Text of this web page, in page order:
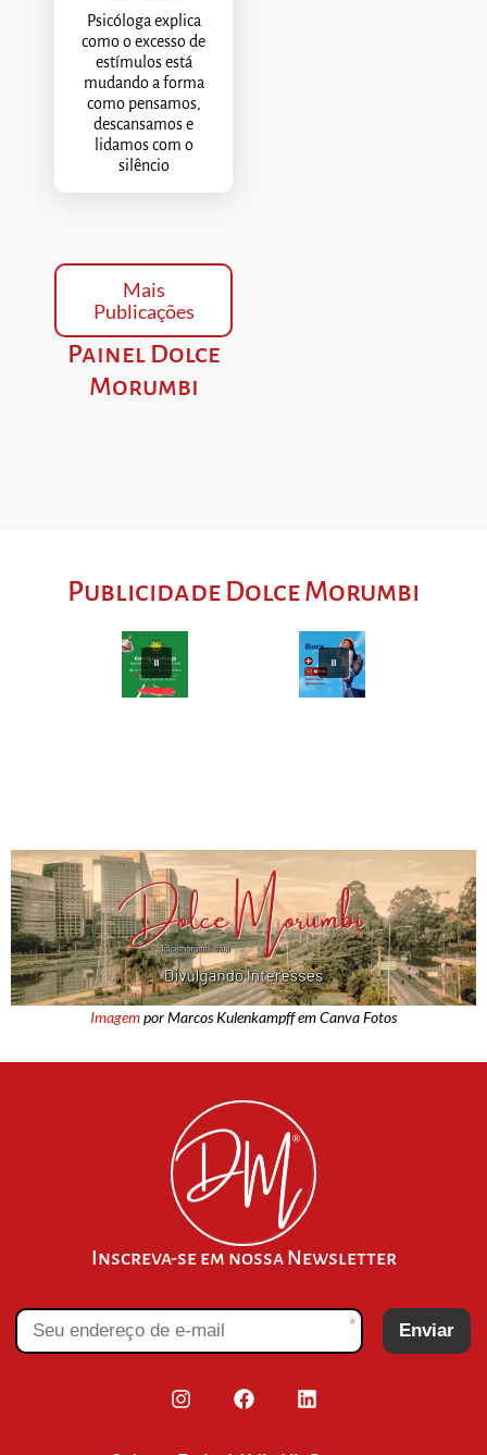
Psicóloga explica
como o excesso de
estímulos está
mudando a forma
como pensamos,
descansamos e
lidamos com o
silêncio
Mais
Publicações
Painel Dolce
Morumbi
Publicidade Dolce Morumbi
Imagempor Marcos Kulenkampff em Canva Fotos
Inscreva-se em nossa Newsletter
* Enviar